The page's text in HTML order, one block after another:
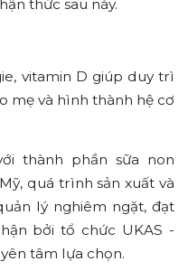
thức sau này.
vitamin D giúp duy trì
mẹ và hình thành hệ cơ
thành phần sữa non
quá trình sản xuất và
lý nghiêm ngặt, đạt
bởi tổ chức UKAS -
tâm lựa chọn.